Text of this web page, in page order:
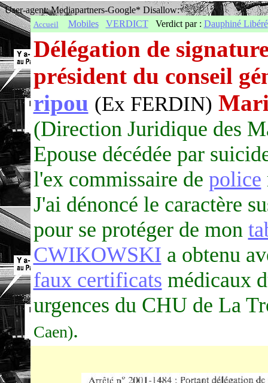
User-agent: Mediapartners-Google* Disallow:
Accueil Mobiles VERDICTVerdict par : Dauphiné Libéré
Délégation de
président du conseil
ripou (Ex FERDIN)
(Direction Juridique des
Epouse décédée par
l'ex commissaire de police
J'ai dénoncé le caractère
pour se protéger de mon
CWIKOWSKI a obtenu
faux certificats médicaux
urgences du CHU de La
Caen).